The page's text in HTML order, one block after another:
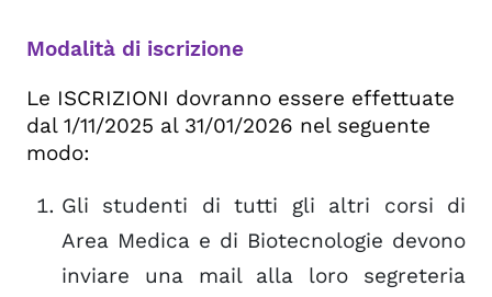
Modalità di iscrizione
Le ISCRIZIONI dovranno essere effettuate
dal 1/11/2025 al 31/01/2026 nel seguente
modo:
Gli studenti di tutti gli altri corsi di
Area Medica e di Biotecnologie devono
inviare una mail alla loro segreteria